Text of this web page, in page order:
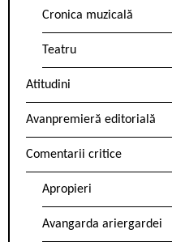
Cronica muzicală
Teatru
Atitudini
Avanpremieră editorială
Comentarii critice
Apropieri
Avangarda ariergardei